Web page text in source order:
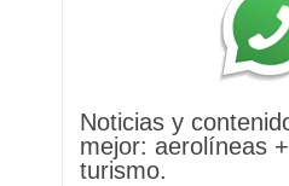
Noticias y
mejor: aerolíneas
turismo.